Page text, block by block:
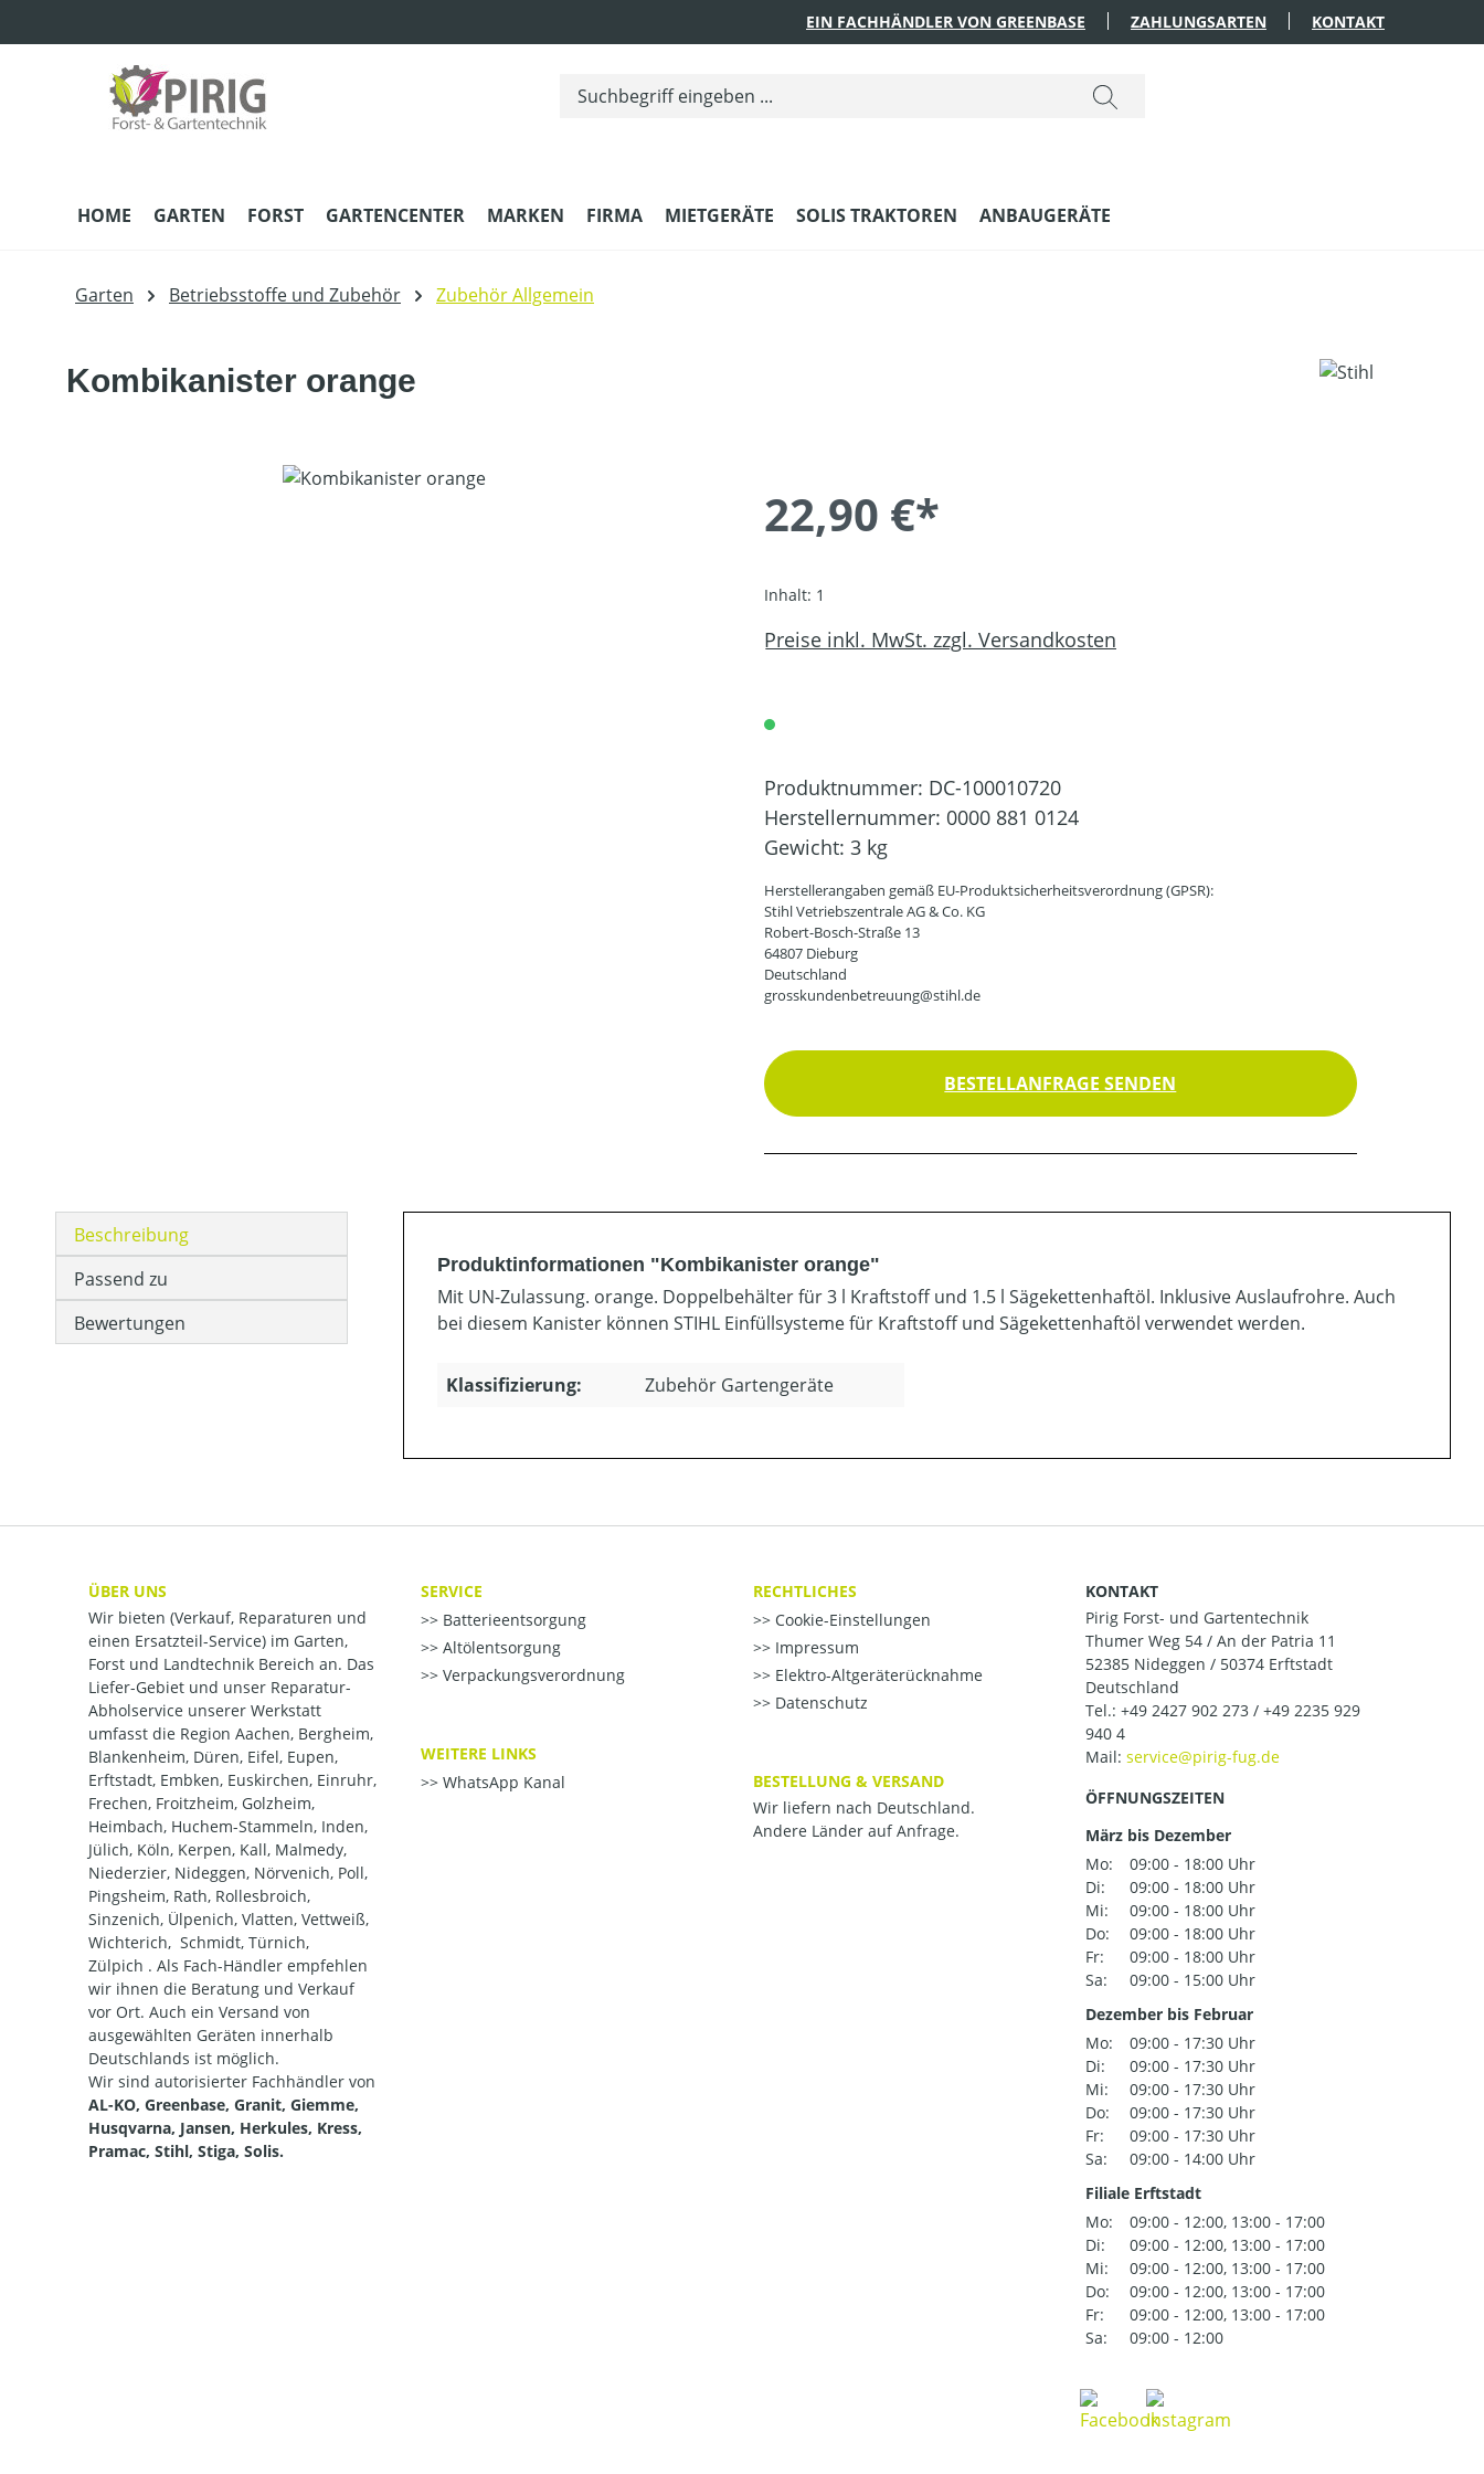
EIN FACHHÄNDLER VON GREENBASE ZAHLUNGSARTEN KONTAKT
HOME GARTEN FORST GARTENCENTER MARKEN FIRMA MIETGERÄTE SOLIS TRAKTOREN ANBAUGERÄTE
Garten Betriebsstoffe und Zubehör Zubehör Allgemein
Kombikanister orange
22,90 €*
Inhalt: 1
Preise inkl. MwSt. zzgl. Versandkosten
Produktnummer: DC-100010720
Herstellernummer: 0000 881 0124
Gewicht: 3 kg
Herstellerangaben gemäß EU-Produktsicherheitsverordnung (GPSR):
Stihl Vetriebszentrale AG & Co. KG
Robert-Bosch-Straße 13
64807 Dieburg
Deutschland
grosskundenbetreuung@stihl.de
BESTELLANFRAGE SENDEN
Beschreibung
Passend zu
Bewertungen
Produktinformationen "Kombikanister orange"
Mit UN-Zulassung. orange. Doppelbehälter für 3 l Kraftstoff und 1.5 l Sägekettenhaftöl. Inklusive Auslaufrohre. Auch
bei diesem Kanister können STIHL Einfüllsysteme für Kraftstoff und Sägekettenhaftöl verwendet werden.
Klassifizierung: Zubehör Gartengeräte
ÜBER UNS
Wir bieten (Verkauf, Reparaturen und
einen Ersatzteil-Service) im Garten,
Forst und Landtechnik Bereich an. Das
Liefer-Gebiet und unser Reparatur-
Abholservice unserer Werkstatt
umfasst die Region Aachen, Bergheim,
Blankenheim, Düren, Eifel, Eupen,
Erftstadt, Embken, Euskirchen, Einruhr,
Frechen, Froitzheim, Golzheim,
Heimbach, Huchem-Stammeln, Inden,
Jülich, Köln, Kerpen, Kall, Malmedy,
Niederzier, Nideggen, Nörvenich, Poll,
Pingsheim, Rath, Rollesbroich,
Sinzenich, Ülpenich, Vlatten, Vettweiß,
Wichterich, Schmidt, Türnich,
Zülpich . Als Fach-Händler empfehlen
wir ihnen die Beratung und Verkauf
vor Ort. Auch ein Versand von
ausgewählten Geräten innerhalb
Deutschlands ist möglich.
Wir sind autorisierter Fachhändler von
AL-KO, Greenbase, Granit, Giemme,
Husqvarna, Jansen, Herkules, Kress,
Pramac, Stihl, Stiga, Solis.
SERVICE
Batterieentsorgung
Altölentsorgung
Verpackungsverordnung
WEITERE LINKS
WhatsApp Kanal
RECHTLICHES
Cookie-Einstellungen
Impressum
Elektro-Altgeräterücknahme
Datenschutz
BESTELLUNG & VERSAND
Wir liefern nach Deutschland.
Andere Länder auf Anfrage.
KONTAKT
Pirig Forst- und Gartentechnik
Thumer Weg 54 / An der Patria 11
52385 Nideggen / 50374 Erftstadt
Deutschland
Tel.: +49 2427 902 273 / +49 2235 929
940 4
Mail:
ÖFFNUNGSZEITEN
März bis Dezember
Mo:
09:00 - 18:00 Uhr
Di:
09:00 - 18:00 Uhr
Mi:
09:00 - 18:00 Uhr
Do:
09:00 - 18:00 Uhr
Fr:
09:00 - 18:00 Uhr
Sa:
09:00 - 15:00 Uhr
Dezember bis Februar
Mo:
09:00 - 17:30 Uhr
Di:
09:00 - 17:30 Uhr
Mi:
09:00 - 17:30 Uhr
Do:
09:00 - 17:30 Uhr
Fr:
09:00 - 17:30 Uhr
Sa:
09:00 - 14:00 Uhr
Filiale Erftstadt
Mo:
09:00 - 12:00, 13:00 - 17:00
Di:
09:00 - 12:00, 13:00 - 17:00
Mi:
09:00 - 12:00, 13:00 - 17:00
Do:
09:00 - 12:00, 13:00 - 17:00
Fr:
09:00 - 12:00, 13:00 - 17:00
Sa:
09:00 - 12:00